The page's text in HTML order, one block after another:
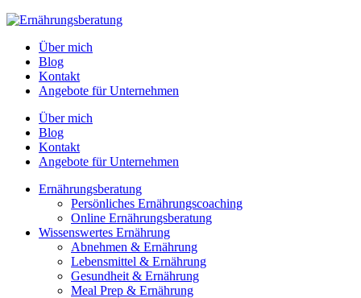
Über mich
Blog
Kontakt
Angebote für Unternehmen
Über mich
Blog
Kontakt
Angebote für Unternehmen
Ernährungsberatung
Persönliches Ernährungscoaching
Online Ernährungsberatung
Wissenswertes Ernährung
Abnehmen & Ernährung
Lebensmittel & Ernährung
Gesundheit & Ernährung
Meal Prep & Ernährung